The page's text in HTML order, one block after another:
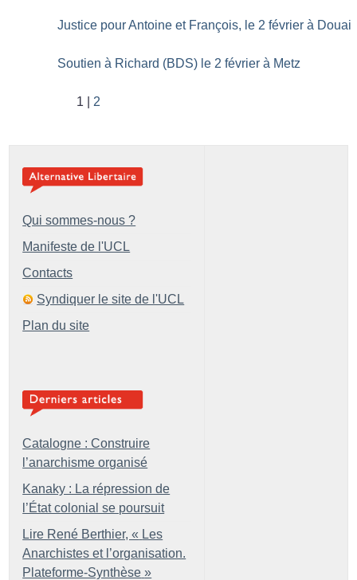
Justice pour Antoine et François, le 2 février à Douai
Soutien à Richard (BDS) le 2 février à Metz
1 2
Qui sommes-nous ?
Manifeste de l'UCL
Contacts
Syndiquer le site de l'UCL
Plan du site
Catalogne : Construire
l’anarchisme organisé
Kanaky : La répression de
l’État colonial se poursuit
Lire René Berthier, « Les
Anarchistes et l’organisation.
Plateforme-Synthèse »